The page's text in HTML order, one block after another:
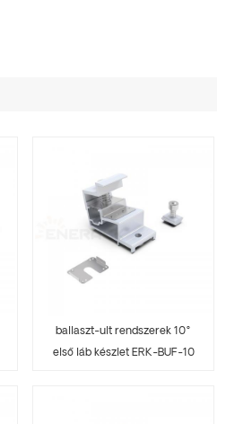
ballaszt-ult rendszerek 10°
első láb készlet ERK-BUF-10